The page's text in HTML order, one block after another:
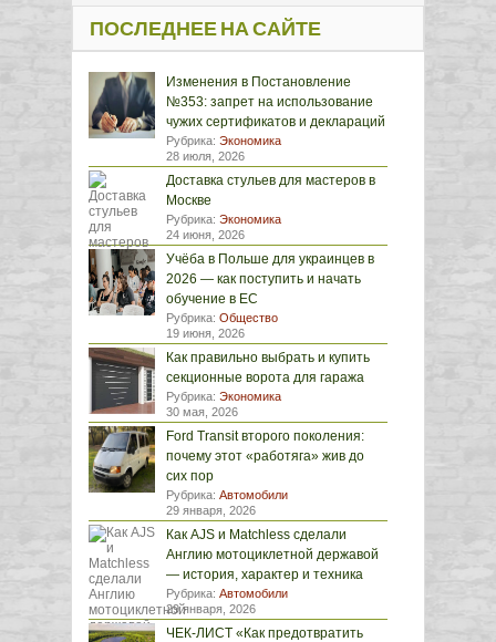
ПОСЛЕДНЕЕ НА САЙТЕ
Изменения в Постановление
№353: запрет на использование
чужих сертификатов и деклараций
Рубрика: Экономика
28 июля, 2026
Доставка стульев для мастеров в
Москве
Рубрика: Экономика
24 июня, 2026
Учёба в Польше для украинцев в
2026 — как поступить и начать
обучение в ЕС
Рубрика: Общество
19 июня, 2026
Как правильно выбрать и купить
секционные ворота для гаража
Рубрика: Экономика
30 мая, 2026
Ford Transit второго поколения:
почему этот «работяга» жив до
сих пор
Рубрика: Автомобили
29 января, 2026
Как AJS и Matchless сделали
Англию мотоциклетной державой
— история, характер и техника
Рубрика: Автомобили
29 января, 2026
ЧЕК-ЛИСТ «Как предотвратить